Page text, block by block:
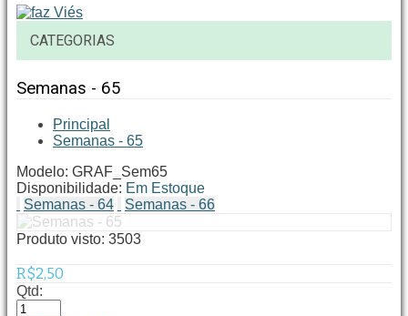
CATEGORIAS
Semanas - 65
Principal
Semanas - 65
Modelo: GRAF_Sem65
Disponibilidade: Em Estoque
Semanas - 64
Semanas - 66
Produto visto: 3503
R$2,50
Qtd: